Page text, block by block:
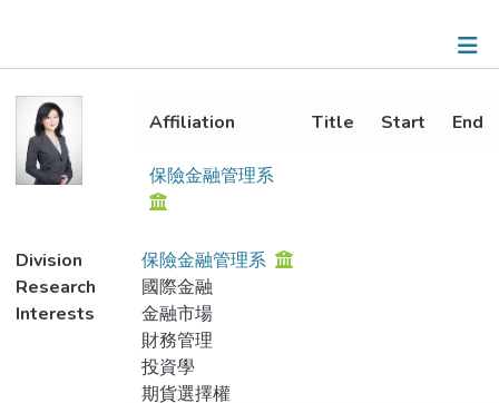
Affiliation Title Start End
保險金融管理系
Division
保險金融管理系
Research
Interests
國際金融
金融市場
財務管理
投資學
期貨選擇權